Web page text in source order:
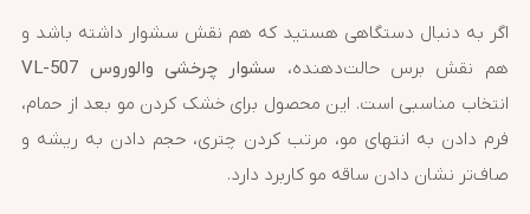
اگر به دنبال دستگاهی هستید که هم نقش سشوار داشته باشد و
هم نقش برس حالت‌دهنده، سشوار چرخشی والوروس VL-507
انتخاب مناسبی است. این محصول برای خشک کردن مو بعد از حمام،
فرم دادن به انتهای مو، مرتب کردن چتری، حجم دادن به ریشه و
صاف‌تر نشان دادن ساقه مو کاربرد دارد.